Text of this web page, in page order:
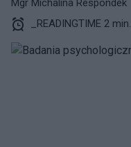
Mgr Michalina Respondek
_READINGTIME 2 min.